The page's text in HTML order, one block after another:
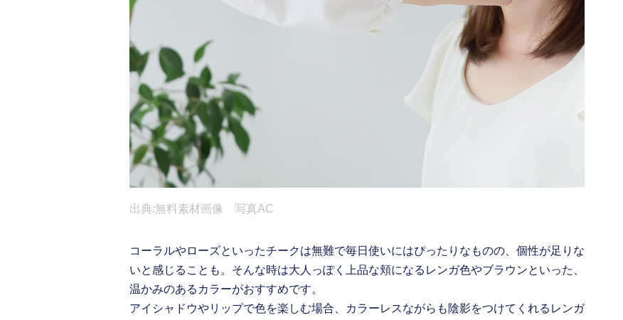
出典:無料素材画像 写真AC
コーラルやローズといったチークは無難で毎日使いにはぴったりなものの、個性が足りな
いと感じることも。そんな時は大人っぽく上品な頬になるレンガ色やブラウンといった、
温かみのあるカラーがおすすめです。
アイシャドウやリップで色を楽しむ場合、カラーレスながらも陰影をつけてくれるレンガ